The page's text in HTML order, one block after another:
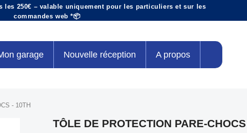
les 250€ – valable uniquement pour les particuliers et sur les
commandes web *📦
garage Nouvelle réception A propos
- 10TH
TÔLE DE PROTECTION PARE-